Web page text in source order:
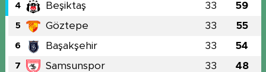
4 Beşiktaş 33 59
5 Göztepe 33 55
6 Başakşehir 33 54
7 Samsunspor 33 48